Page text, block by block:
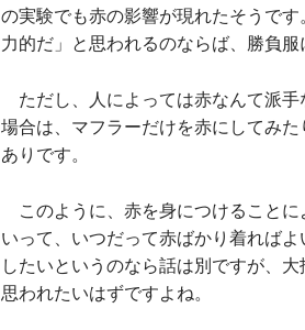
の実験でも赤の影響が現れたそうで
力的だ」と思われるのならば、勝負
ただし、人によっては赤なんて派手
場合は、マフラーだけを赤にしてみ
ありです。
このように、赤を身につけることに
いって、いつだって赤ばかり着れば
したいというのなら話は別ですが、
思われたいはずですよね。